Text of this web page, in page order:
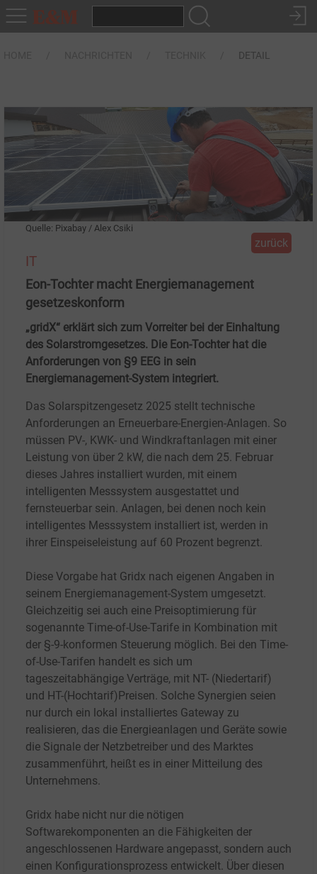
DETAIL
Quelle: Pixabay / Alex Csiki
zurück
IT
Eon-Tochter macht Energiemanagement
gesetzeskonform
„gridX“ erklärt sich zum Vorreiter bei der Einhaltung
des Solarstromgesetzes. Die Eon-Tochter hat die
Anforderungen von §9 EEG in sein
Energiemanagement-System integriert.
Das Solarspitzengesetz 2025 stellt technische
Anforderungen an Erneuerbare-Energien-Anlagen. So
müssen PV-, KWK- und Windkraftanlagen mit einer
Leistung von über 2 kW, die nach dem 25. Februar
dieses Jahres installiert wurden, mit einem
intelligenten Messsystem ausgestattet und
fernsteuerbar sein. Anlagen, bei denen noch kein
intelligentes Messsystem installiert ist, werden in
ihrer Einspeiseleistung auf 60 Prozent begrenzt.
Diese Vorgabe hat Gridx nach eigenen Angaben in
seinem Energiemanagement-System umgesetzt.
Gleichzeitig sei auch eine Preisoptimierung für
sogenannte Time-of-Use-Tarife in Kombination mit
der §-9-konformen Steuerung möglich. Bei den Time-
of-Use-Tarifen handelt es sich um
tageszeitabhängige Verträge, mit NT- (Niedertarif)
und HT-(Hochtarif)Preisen. Solche Synergien seien
nur durch ein lokal installiertes Gateway zu
realisieren, das die Energieanlagen und Geräte sowie
die Signale der Netzbetreiber und des Marktes
zusammenführt, heißt es in einer Mitteilung des
Unternehmens.
Gridx habe nicht nur die nötigen
Softwarekomponenten an die Fähigkeiten der
angeschlossenen Hardware angepasst, sondern auch
einen Konfigurationsprozess entwickelt. Über diesen